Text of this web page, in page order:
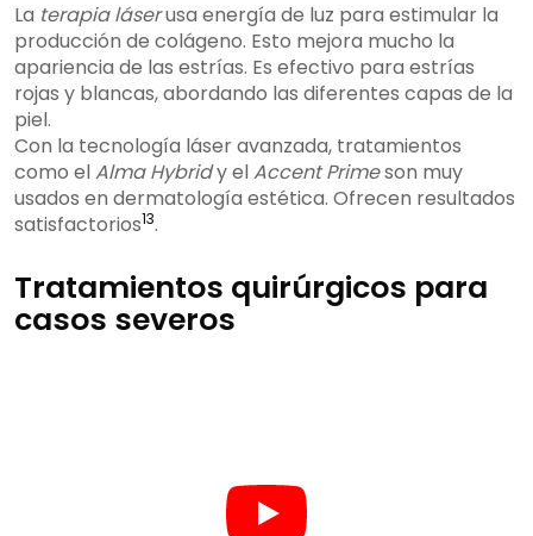
La terapia láserusa energía de luz para estimular la
producción de colágeno. Esto mejora mucho la
apariencia de las estrías. Es efectivo para estrías
rojas y blancas, abordando las diferentes capas de la
piel.
Con la tecnología láser avanzada, tratamientos
como elAlma Hybridy elAccent Primeson muy
usados en dermatología estética. Ofrecen resultados
satisfactorios13.
Tratamientos quirúrgicos para
casos severos